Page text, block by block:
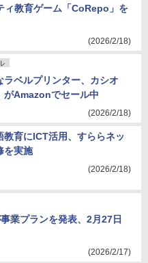
ィ教育ゲーム「CoRepo」を
(2026/2/18)
ラベルプリンター、カシオ
がAmazonでセール中
(2026/2/18)
教育にICT活用、すららネッ
を実施
(2026/2/18)
業プランを発表、2月27日
(2026/2/17)